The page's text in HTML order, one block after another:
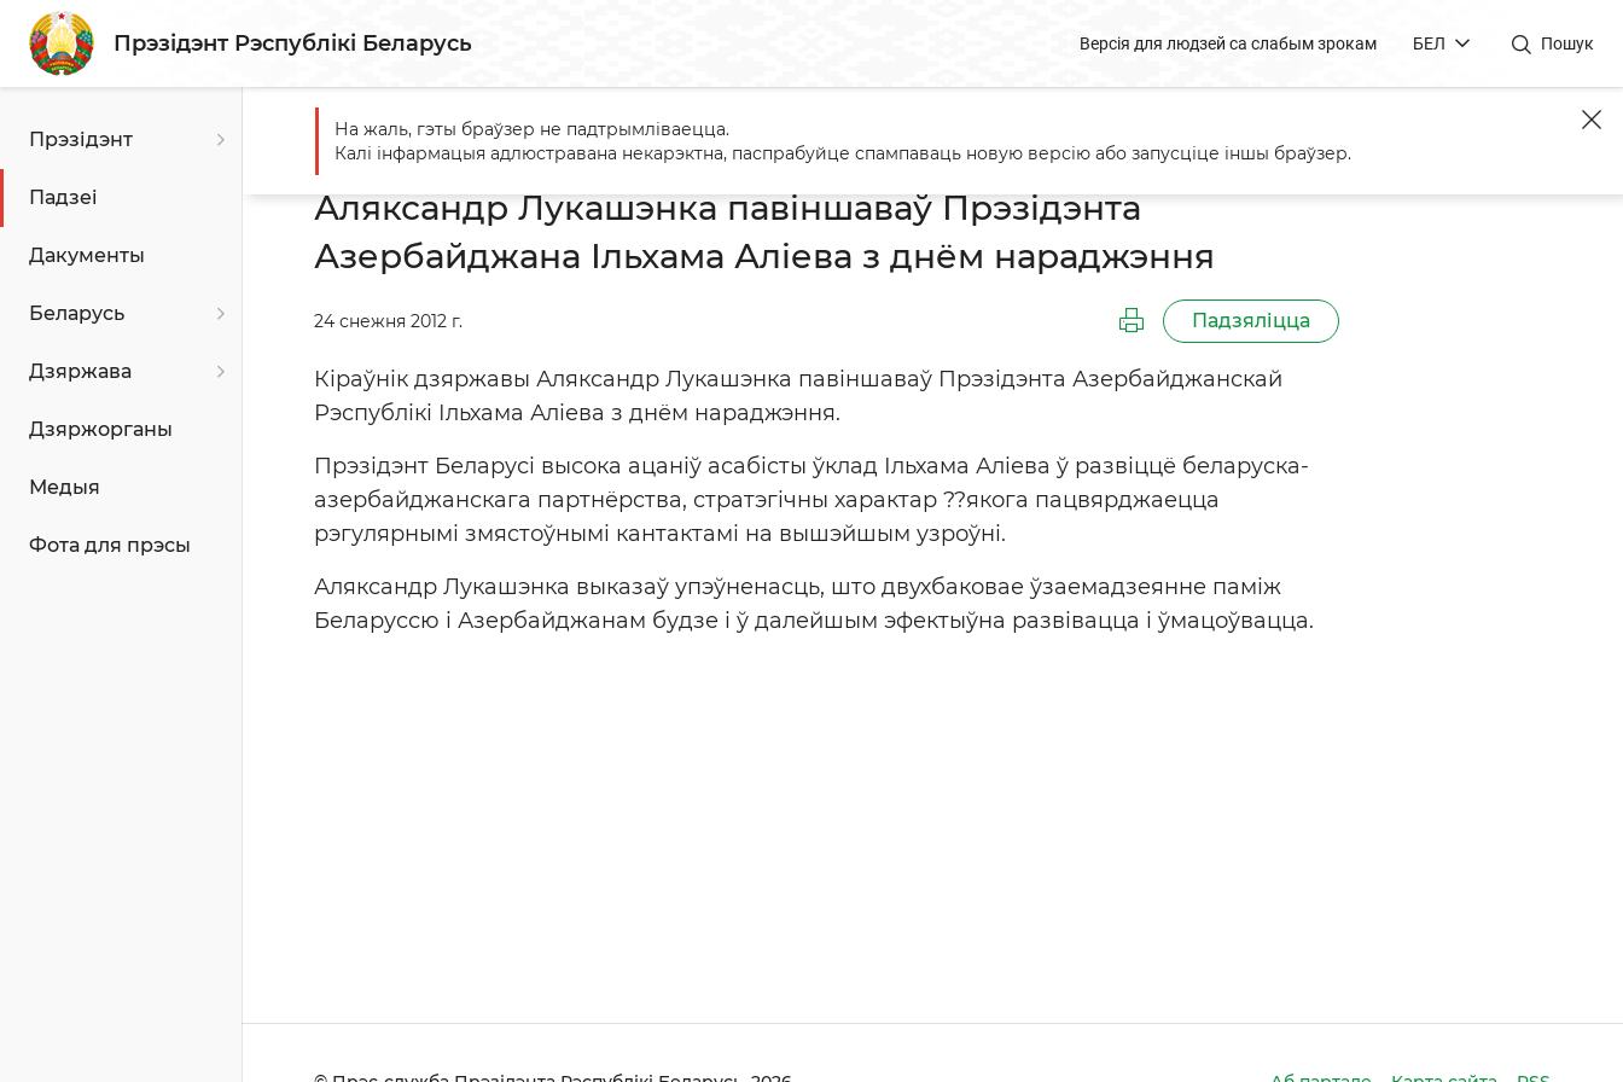
Прэзідэнт Рэспублікі Беларусь Версія для людзей са слабым зрокам БЕЛ Пошук
Прэзідэнт
Падзеі
Дакументы
Беларусь
Дзяржава
Дзяржорганы
Медыя
Фота для прэсы
Галоўная Падзеі Аляксандр Лукашэнка павіншаваў Прэзідэнта Азербайджана Ільхама Аліева з днём нараджэння
Аляксандр Лукашэнка павіншаваў Прэзідэнта
Азербайджана Ільхама Аліева з днём нараджэння
24 снежня 2012 г. Падзяліцца
Кіраўнік дзяржавы Аляксандр Лукашэнка павіншаваў Прэзідэнта Азербайджанскай
Рэспублікі Ільхама Аліева з днём нараджэння.
Прэзідэнт Беларусі высока ацаніў асабісты ўклад Ільхама Аліева ў развіццё беларуска-
азербайджанскага партнёрства, стратэгічны характар ??якога пацвярджаецца
рэгулярнымі змястоўнымі кантактамі на вышэйшым узроўні.
Аляксандр Лукашэнка выказаў упэўненасць, што двухбаковае ўзаемадзеянне паміж
Беларуссю і Азербайджанам будзе і ў далейшым эфектыўна развівацца і ўмацоўвацца.
На жаль, гэты браўзер не падтрымліваецца.
Калі інфармацыя адлюстравана некарэктна, паспрабуйце спампаваць новую версію або запусціце іншы браўзер.